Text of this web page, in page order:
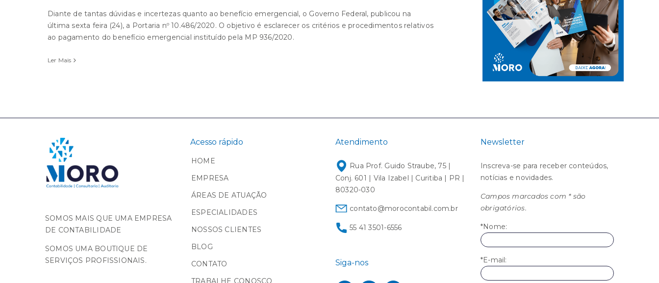
Diante de tantas dúvidas e incertezas quanto ao benefício emergencial, o Governo Federal, publicou na
última sexta feira (24), a Portaria nº 10.486/2020. O objetivo é esclarecer os critérios e procedimentos relativos
ao pagamento do benefício emergencial instituído pela MP 936/2020.
Ler Mais
SOMOS MAIS QUE UMA EMPRESA
DE CONTABILIDADE
SOMOS UMA BOUTIQUE DE
SERVIÇOS PROFISSIONAIS.
Acesso rápido
HOME
EMPRESA
ÁREAS DE ATUAÇÃO
ESPECIALIDADES
NOSSOS CLIENTES
BLOG
CONTATO
TRABALHE CONOSCO
Atendimento
Rua Prof. Guido Straube, 75 |
Conj. 601 | Vila Izabel | Curitiba | PR |
80320-030
contato@morocontabil.com.br
55 41 3501-6556
Siga-nos
Newsletter
Inscreva-se para receber conteúdos,
notícias e novidades.
Campos marcados com * são
obrigatórios.
*Nome:
*E-mail: